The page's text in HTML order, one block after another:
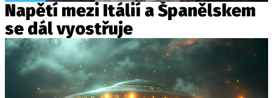
Napětí mezi Itálií a Španělskem
se dál vyostřuje